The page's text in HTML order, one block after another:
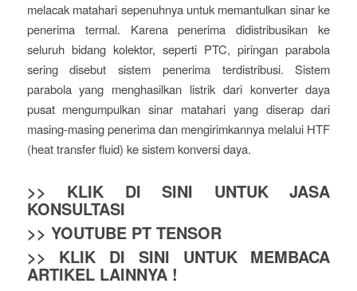
melacak matahari sepenuhnya untuk memantulkan sinar ke
penerima termal. Karena penerima didistribusikan ke
seluruh bidang kolektor, seperti PTC, piringan parabola
sering disebut sistem penerima terdistribusi. Sistem
parabola yang menghasilkan listrik dari konverter daya
pusat mengumpulkan sinar matahari yang diserap dari
masing-masing penerima dan mengirimkannya melalui HTF
(heat transfer fluid) ke sistem konversi daya.
>> KLIK DI SINI UNTUK JASA
KONSULTASI
>> YOUTUBE PT TENSOR
>> KLIK DI SINI UNTUK MEMBACA
ARTIKEL LAINNYA !